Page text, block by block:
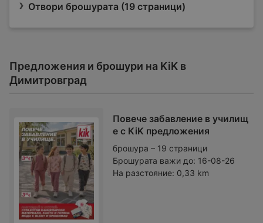
Отвори брошурата (19 страници)
Предложения и брошури на KiK в
Димитровград
Повече забавление в училищ
е с KiK предложения
брошура – 19 страници
Брошурата важи до: 16-08-26
На разстояние: 0,33 km